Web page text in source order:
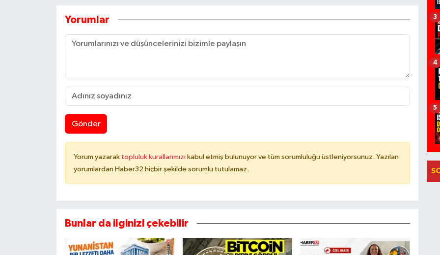
Yorumlar
Gönder
Yorum yazarak topluluk kurallarımızı kabul etmiş bulunuyor ve tüm sorumluluğu üstleniyorsunuz. Yazılan
yorumlardan Haber32 hiçbir şekilde sorumlu tutulamaz.
Bunlar da ilginizi çekebilir
3
4
5